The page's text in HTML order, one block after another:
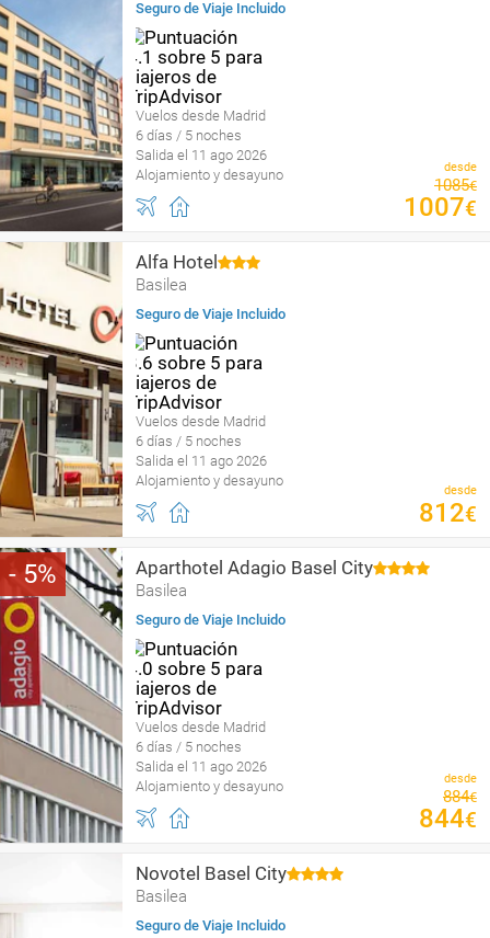
Seguro de Viaje Incluido
Vuelos desde Madrid
6 días / 5 noches
Salida el 11 ago 2026
Alojamiento y desayuno
desde
1085€
1007€
Alfa Hotel
Basilea
Seguro de Viaje Incluido
Vuelos desde Madrid
6 días / 5 noches
Salida el 11 ago 2026
Alojamiento y desayuno
desde
812€
5 Aparthotel Adagio Basel City
Basilea
Seguro de Viaje Incluido
Vuelos desde Madrid
6 días / 5 noches
Salida el 11 ago 2026
Alojamiento y desayuno
desde
884€
844€
Novotel Basel City
Basilea
Seguro de Viaje Incluido